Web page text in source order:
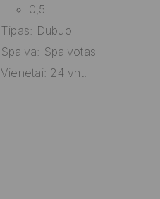
0,5 L
Tipas: Dubuo
Spalva: Spalvotas
Vienetai: 24 vnt.